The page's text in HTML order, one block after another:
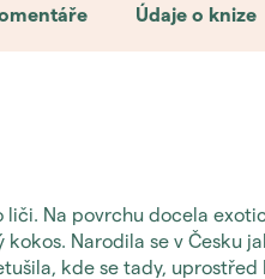
Údaje o knize
liči. Na povrchu docela
Narodila se v Česku
kde se tady, uprostřed